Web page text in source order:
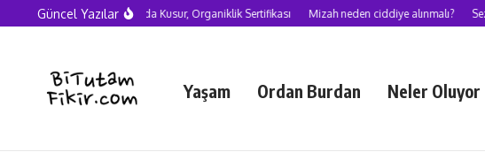
Skip to content
Güncel Yazılar
Yapay Zekâ Çağında Kusur, Organiklik Sertifikası Mizah neden ciddiye alınmalı? Sezi:
Yaşam Ordan Burdan Neler Oluyor